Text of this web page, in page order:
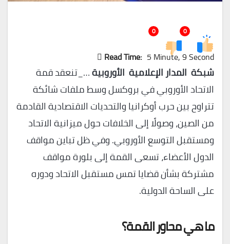
0
0
Read Time: 5 Minute, 9 Second
شبكة المدار الإعلامية الأوروبية…_تنعقد قمة
الاتحاد الأوروبي في بروكسل وسط ملفات شائكة
تتراوح بين حرب أوكرانيا والتحديات الاقتصادية القادمة
من الصين، وصولًا إلى الخلافات حول ميزانية الاتحاد
ومستقبل التوسع الأوروبي. وفي ظل تباين مواقف
الدول الأعضاء، تسعى القمة إلى بلورة مواقف
مشتركة بشأن قضايا تمس مستقبل الاتحاد ودوره
على الساحة الدولية.
ما هي محاور القمة؟